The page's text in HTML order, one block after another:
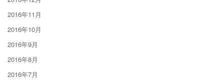
2016年11月
2016年10月
2016年9月
2016年8月
2016年7月